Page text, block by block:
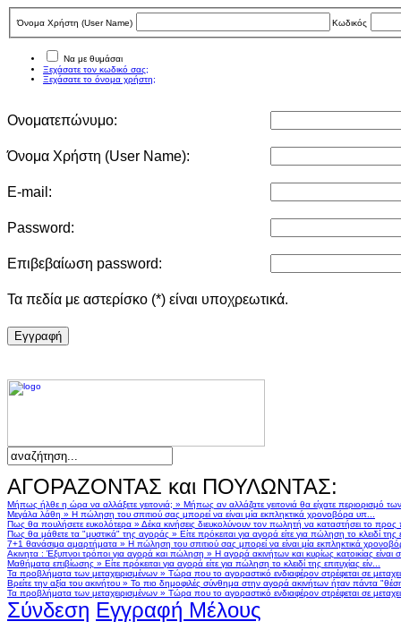
Όνομα Χρήστη (User Νame) Κωδικός
Να με θυμάσαι
Ξεχάσατε τον κωδικό σας;
Ξεχάσατε το όνομα χρήστη;
Ονοματεπώνυμο:
Όνομα Χρήστη (User Νame):
E-mail:
Password:
Επιβεβαίωση password:
Τα πεδία με αστερίσκο (*) είναι υποχρεωτικά.
Eγγραφή
ΑΓΟΡΑΖΟΝΤΑΣ και ΠΟΥΛΩΝΤΑΣ:
Μήπως ήλθε η ώρα να αλλάξετε γειτονιά; » Μήπως αν αλλάζατε γειτονιά θα είχατε περιορισμό
Μεγάλα λάθη » Η πώληση του σπιτιού σας μπορεί να είναι μία εκπληκτικά χρονοβόρα υπ...
Πως θα πουλήσετε ευκολότερα » Δέκα κινήσεις διευκολύνουν τον πωλητή να καταστήσει το
Πως θα μάθετε τα "μυστικά" της αγοράς » Είτε πρόκειται για αγορά είτε για πώληση το κλειδί της
7+1 θανάσιμα αμαρτήματα » Η πώληση του σπιτιού σας μπορεί να είναι μία εκπληκτικά
Ακινητα : Έξυπνοι τρόποι για αγορά και πώληση » Η αγορά ακινήτων και κυρίως κατοικίας
Μαθήματα επιβίωσης » Είτε πρόκειται για αγορά είτε για πώληση το κλειδί της επιτυχίας είν...
Τα προβλήματα των μεταχειρισμένων » Τώρα που το αγοραστικό ενδιαφέρον στρέφεται σε
Βρείτε την αξία του ακινήτου » Το πιο δημοφιλές σύνθημα στην αγορά ακινήτων ήταν πάντα
Τα προβλήματα των μεταχειρισμένων » Τώρα που το αγοραστικό ενδιαφέρον στρέφεται σε
Σύνδεση Εγγραφή Μέλους